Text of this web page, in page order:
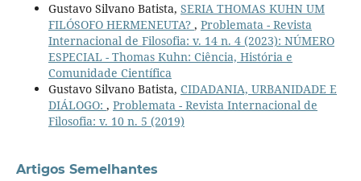
Gustavo Silvano Batista, SERIA THOMAS KUHN UM
FILÓSOFO HERMENEUTA? , Problemata - Revista
Internacional de Filosofia: v. 14 n. 4 (2023): NÚMERO
ESPECIAL - Thomas Kuhn: Ciência, História e
Comunidade Científica
Gustavo Silvano Batista, CIDADANIA, URBANIDADE E
DIÁLOGO: , Problemata - Revista Internacional de
Filosofia: v. 10 n. 5 (2019)
Artigos Semelhantes